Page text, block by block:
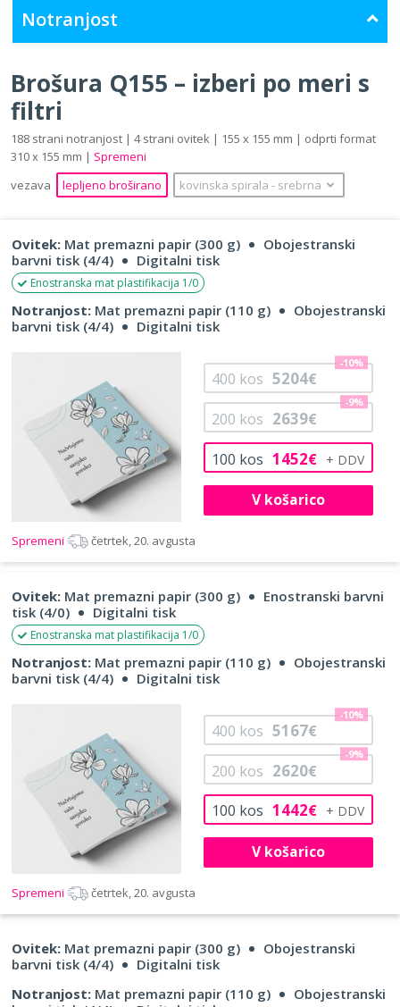
Notranjost
Brošura Q155 – izberi po meri s
filtri
188 strani notranjost | 4 strani ovitek | 155 x 155 mm | odprti format
310 x 155 mm | Spremeni
vezava
lepljeno broširano kovinska spirala ‐ srebrna
Ovitek: Mat premazni papir (300 g)
Obojestranski
barvni tisk (4/4)
Digitalni tisk
Enostranska mat plastifikacija 1/0
Notranjost: Mat premazni papir (110 g)
Obojestranski
barvni tisk (4/4)
Digitalni tisk
100 kos 1452€
200 kos 2639€
-9%
400 kos 5204€
-10%
V košarico
Spremeni četrtek, 20. avgusta
Ovitek: Mat premazni papir (300 g)
Enostranski barvni
tisk (4/0)
Digitalni tisk
Enostranska mat plastifikacija 1/0
Notranjost: Mat premazni papir (110 g)
Obojestranski
barvni tisk (4/4)
Digitalni tisk
100 kos 1442€
200 kos 2620€
-9%
400 kos 5167€
-10%
V košarico
Spremeni četrtek, 20. avgusta
Ovitek: Mat premazni papir (300 g)
Obojestranski
barvni tisk (4/4)
Digitalni tisk
Notranjost: Mat premazni papir (110 g)
Obojestranski